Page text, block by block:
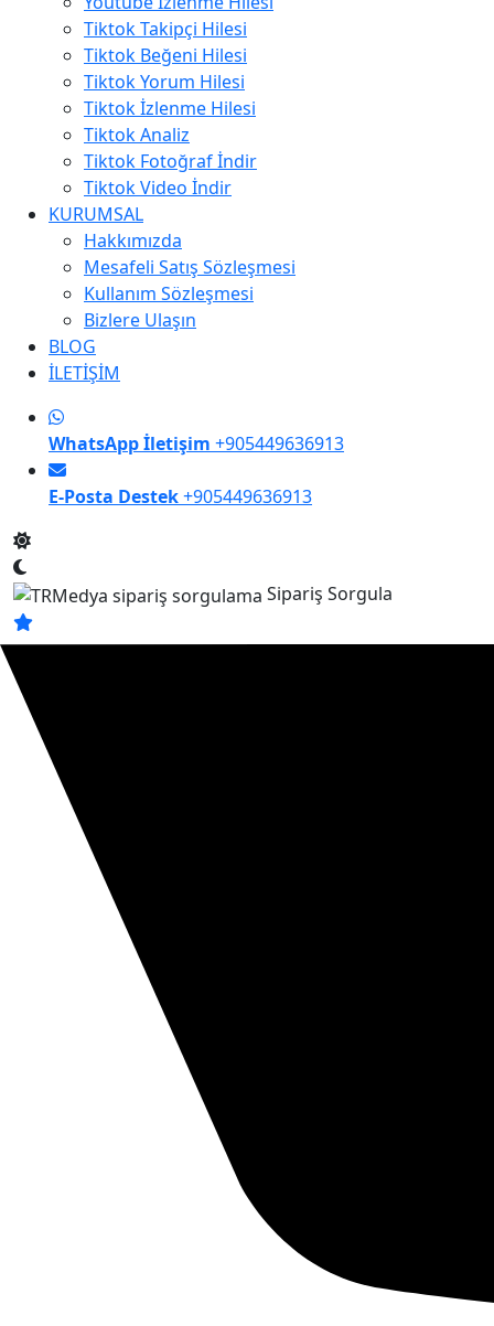
Tiktok Takipçi Hilesi
Tiktok Beğeni Hilesi
Tiktok Yorum Hilesi
Tiktok İzlenme Hilesi
Tiktok Analiz
Tiktok Fotoğraf İndir
Tiktok Video İndir
KURUMSAL
Hakkımızda
Mesafeli Satış Sözleşmesi
Kullanım Sözleşmesi
Bizlere Ulaşın
BLOG
İLETİŞİM
WhatsApp İletişim +905449636913
E-Posta Destek+905449636913
Sipariş Sorgula